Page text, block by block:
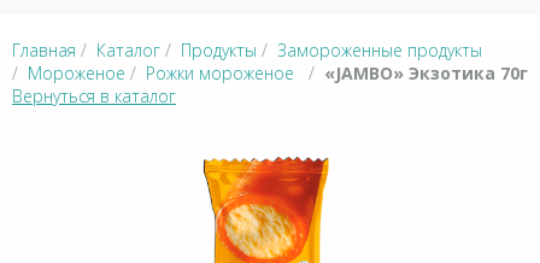
Главная / Каталог / Продукты / Замороженные продукты
/ Мороженое / Рожки мороженое / «JAMBO» Экзотика 70г
Вернуться в каталог